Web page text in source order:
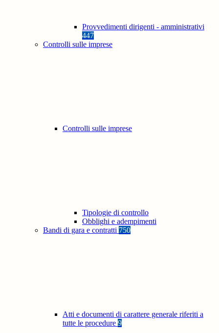
Provvedimenti dirigenti - amministrativi
447
Controlli sulle imprese
Controlli sulle imprese
Tipologie di controllo
Obblighi e adempimenti
Bandi di gara e contratti 750
Atti e documenti di carattere generale riferiti a
tutte le procedure 9